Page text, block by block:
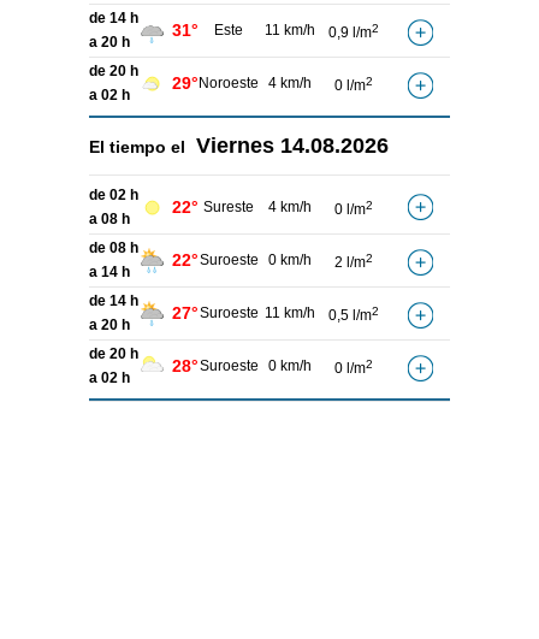
de 14 h
a 20 h
31° Este 11 km/h 0,9 l/m2
de 20 h
a 02 h
29° Noroeste 4 km/h 0 l/m2
El tiempo el Viernes 14.08.2026
de 02 h
a 08 h
22° Sureste 4 km/h 0 l/m2
de 08 h
a 14 h
22°Suroeste 0 km/h 2 l/m2
de 14 h
a 20 h
27°Suroeste 11 km/h 0,5 l/m2
de 20 h
a 02 h
28°Suroeste 0 km/h 0 l/m2